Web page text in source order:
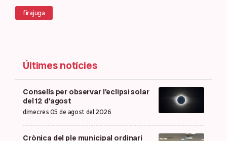
firajuga
Últimes notícies
Consells per observar l’eclipsi solar
del 12 d’agost
dimecres 05 de agost del 2026
Crònica del ple municipal ordinari